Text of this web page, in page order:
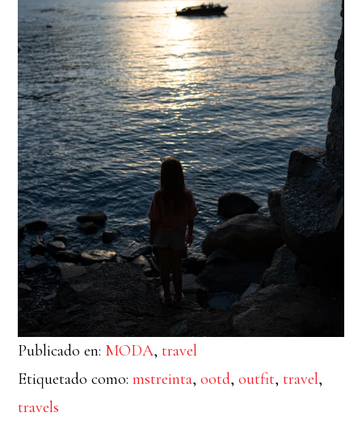
Publicado en: MODA, travel
Etiquetado como:mstreinta,ootd,outfit, travel,
travels